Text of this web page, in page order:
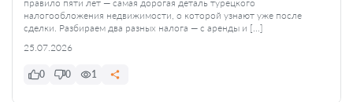
правило пяти лет — самая дорогая деталь турецкого
налогообложения недвижимости, о которой узнают уже после
сделки. Разбираем два разных налога — с аренды и […]
25.07.2026
0 0 1